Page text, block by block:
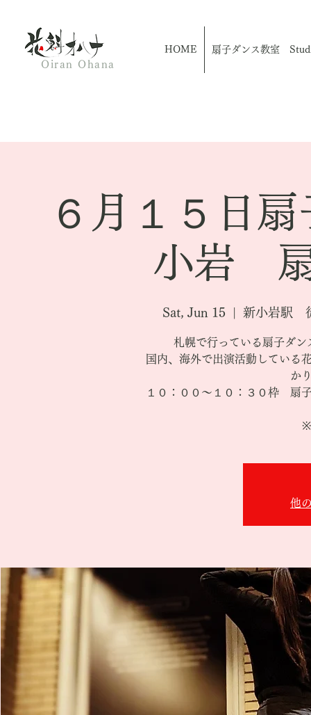
Oiran Ohana
HOME 扇子ダンス教室
６月１５日
小岩
Sat, Jun 15 新小岩駅
札幌で行っている扇子ダ
国内、海外で出演活動している
か
１０：００～１０：３０枠 扇
※
他